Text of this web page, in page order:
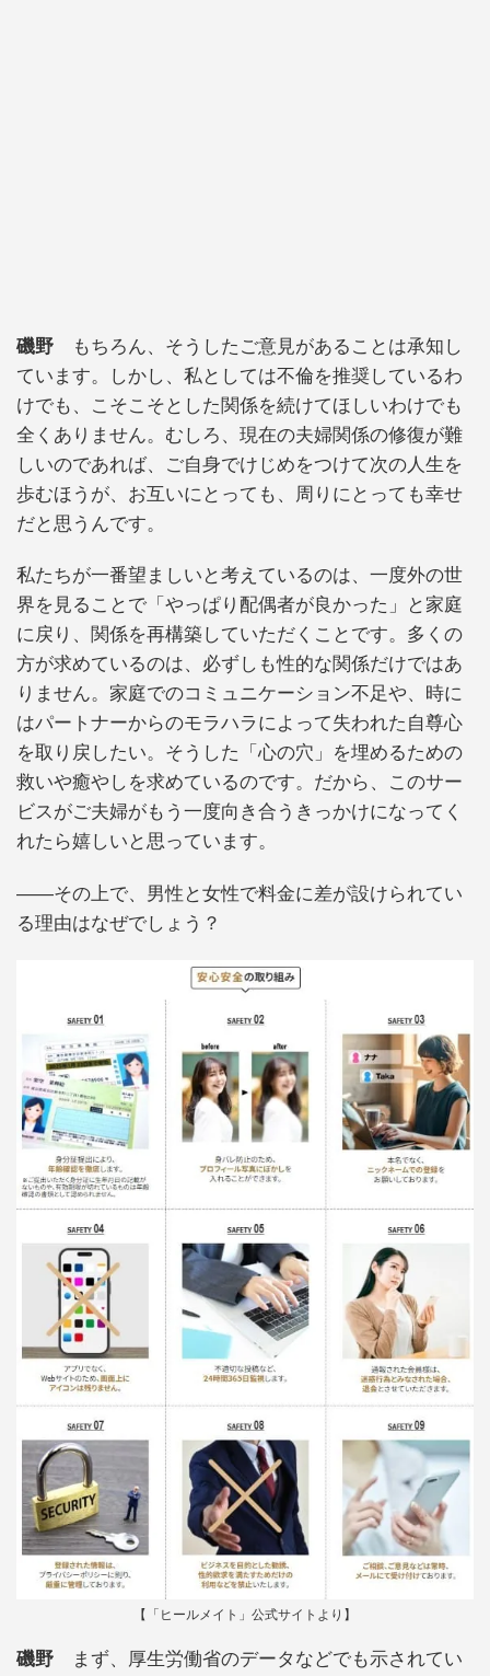
磯野 もちろん、そうしたご意見があることは承知し
ています。しかし、私としては不倫を推奨しているわ
けでも、こそこそとした関係を続けてほしいわけでも
全くありません。むしろ、現在の夫婦関係の修復が難
しいのであれば、ご自身でけじめをつけて次の人生を
歩むほうが、お互いにとっても、周りにとっても幸せ
だと思うんです。
私たちが一番望ましいと考えているのは、一度外の世
界を見ることで「やっぱり配偶者が良かった」と家庭
に戻り、関係を再構築していただくことです。多くの
方が求めているのは、必ずしも性的な関係だけではあ
りません。家庭でのコミュニケーション不足や、時に
はパートナーからのモラハラによって失われた自尊心
を取り戻したい。そうした「心の穴」を埋めるための
救いや癒やしを求めているのです。だから、このサー
ビスがご夫婦がもう一度向き合うきっかけになってく
れたら嬉しいと思っています。
――その上で、男性と女性で料金に差が設けられてい
る理由はなぜでしょう？
【「ヒールメイト」公式サイトより】
磯野 まず、厚生労働省のデータなどでも示されてい